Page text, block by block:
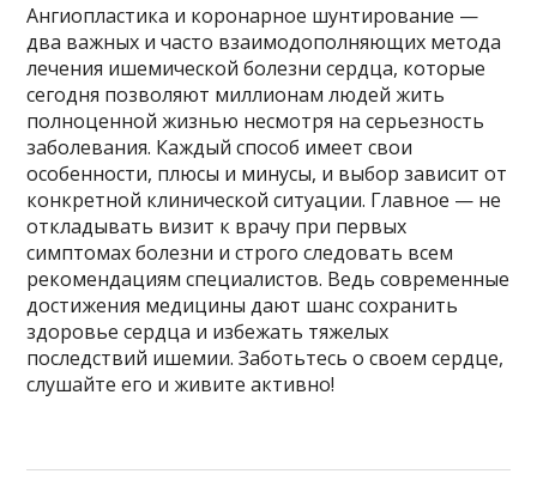
Ангиопластика и коронарное шунтирование —
два важных и часто взаимодополняющих метода
лечения ишемической болезни сердца, которые
сегодня позволяют миллионам людей жить
полноценной жизнью несмотря на серьезность
заболевания. Каждый способ имеет свои
особенности, плюсы и минусы, и выбор зависит от
конкретной клинической ситуации. Главное — не
откладывать визит к врачу при первых
симптомах болезни и строго следовать всем
рекомендациям специалистов. Ведь современные
достижения медицины дают шанс сохранить
здоровье сердца и избежать тяжелых
последствий ишемии. Заботьтесь о своем сердце,
слушайте его и живите активно!